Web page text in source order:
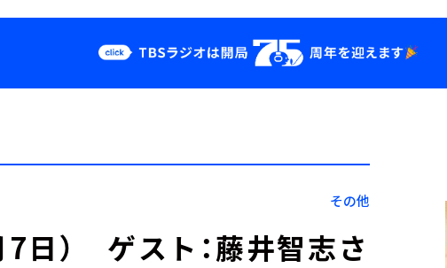
Podcast
YouTube
その他
日） ゲスト：藤井智志さ